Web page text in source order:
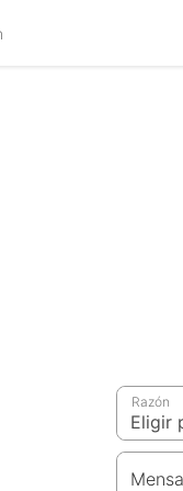
Razón